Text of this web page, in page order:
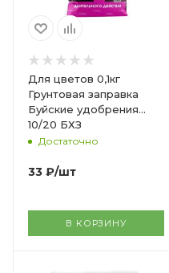
Для цветов 0,1кг
Грунтовая заправка
Буйские удобрения
10/20 БХЗ
Достаточно
33 ₽/шт
В КОРЗИНУ